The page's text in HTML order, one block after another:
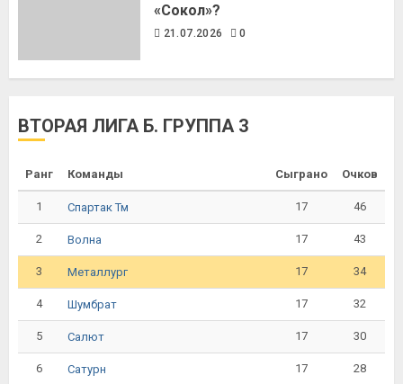
«Сокол»?
21.07.2026 0
ВТОРАЯ ЛИГА Б. ГРУППА 3
Ранг Команды Сыграно Очков
1 Спартак Тм 17 46
2 Волна 17 43
3 Металлург 17 34
4 Шумбрат 17 32
5 Салют 17 30
6 Сатурн 17 28